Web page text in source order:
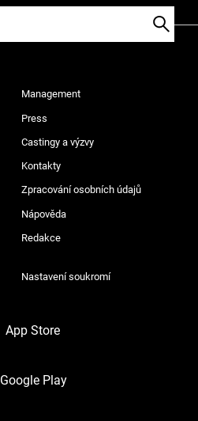
Management
Press
Castingy a výzvy
Kontakty
Zpracování osobních údajů
Nápověda
Redakce
Nastavení soukromí
App Store
Google Play